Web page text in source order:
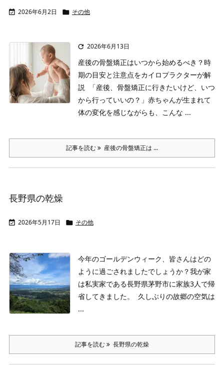
 2026年6月2日  その他
 2026年6月13日
産後の骨盤矯正はいつから始めるべき？時
期の目安と注意点をカイロプラクターが解
説
「産後、骨盤矯正に行きたいけど、いつ
から行っていいの？」 赤ちゃんが生まれて
体の変化を感じながらも、こんな ...
記事を読む 産後の骨盤矯正は ...
長野県の乾燥
 2026年5月17日  その他
今年のゴールデンウィーク、皆さんはどの
ように過ごされましたでしょうか？我が家
は私実家である長野県茅野市に家族3人で帰
省してきました。
久しぶりの故郷の空気は
...
記事を読む 長野県の乾燥